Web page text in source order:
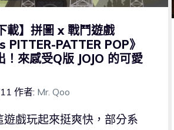
載】拼圖 x 戰鬥遊戲
PITTER-PATTER POP》
！來感受Q版 JOJO 的可愛
作者: Mr. Qoo
遊戲玩起來挺爽快，部分系